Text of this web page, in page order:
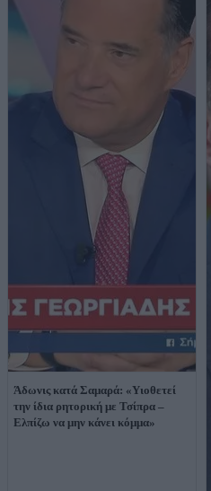
Άδωνις κατά Σαμαρά: «Υιοθετεί
την ίδια ρητορική με Τσίπρα –
Ελπίζω να μην κάνει κόμμα»